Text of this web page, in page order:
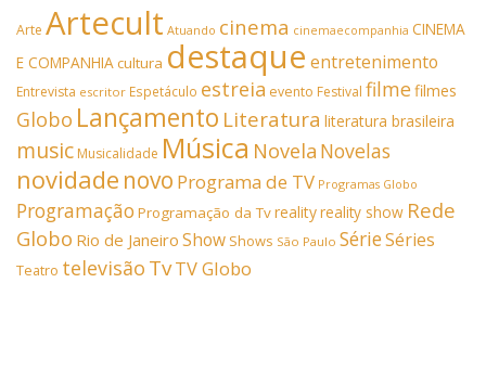
Arte Artecult Atuando cinema cinemaecompanhia CINEMA
E COMPANHIAcultura destaque entretenimento
Entrevista escritor Espetáculo estreia evento Festival filmefilmes
Globo Lançamento Literatura literatura brasileira
music Musicalidade Música Novela Novelas
novidade novo Programa de TV Programas Globo
Programação Programação da Tvrealityreality show Rede
Globo Rio de Janeiro Show Shows São Paulo SérieSéries
Teatro televisão TvTV Globo